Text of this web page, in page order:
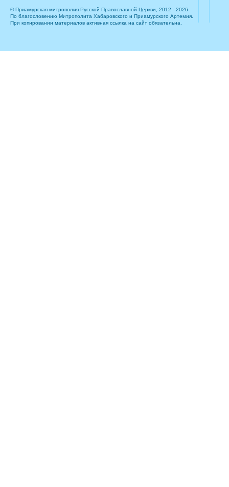
© Приамурская митрополия Русской Православной Церкви, 2012 - 2026
По благословению Митрополита Хабаровского и Приамурского Артемия.
При копировании материалов активная ссылка на сайт обязательна.